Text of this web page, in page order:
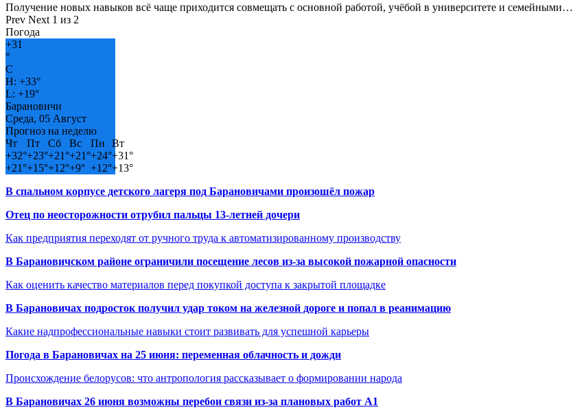
Получение новых навыков всё чаще приходится совмещать с основной работой, учёбой в университете и семейными…
Prev Next 1 из 2
Погода
+31
°
C
H: +33°
L: +19°
Барановичи
Среда, 05 Август
Прогноз на неделю
Чт
Пт Сб Вс Пн
Вт
+32°+23°+21°+21°+24°+31°
+21°+15°+12°+9° +12°+13°
В спальном корпусе детского лагеря под Барановичами произошёл пожар
Отец по неосторожности отрубил пальцы 13-летней дочери
Как предприятия переходят от ручного труда к автоматизированному производству
В Барановичском районе ограничили посещение лесов из-за высокой пожарной опасности
Как оценить качество материалов перед покупкой доступа к закрытой площадке
В Барановичах подросток получил удар током на железной дороге и попал в реанимацию
Какие надпрофессиональные навыки стоит развивать для успешной карьеры
Погода в Барановичах на 25 июня: переменная облачность и дожди
Происхождение белорусов: что антропология рассказывает о формировании народа
В Барановичах 26 июня возможны перебои связи из-за плановых работ A1